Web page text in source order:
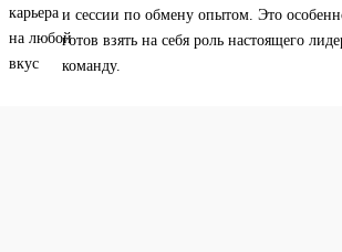
и сессии по обмену опытом. Это
готов взять на себя роль настоящего
команду.